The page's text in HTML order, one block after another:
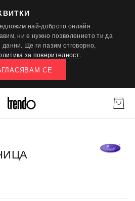
най-доброто онлайн
ни е нужно позволението ти да
Ще ги пазим отговорно,
за поверителност.
СЕ